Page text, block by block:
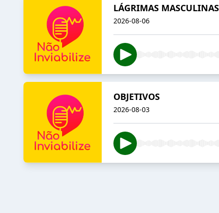
LÁGRIMAS MASCULINAS
2026-08-06
OBJETIVOS
2026-08-03